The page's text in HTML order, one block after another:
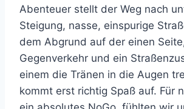
Abenteuer stellt der Weg nach
Steigung, nasse, einspurige
dem Abgrund auf der einen
Gegenverkehr und ein
einem die Tränen in die Augen
kommt erst richtig Spaß auf. Für